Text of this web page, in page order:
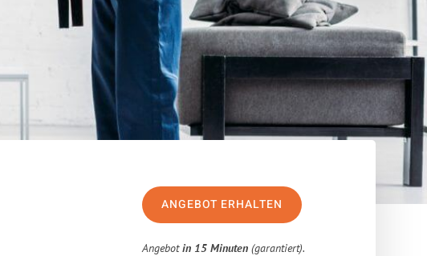
ANGEBOT ERHALTEN
Angebotin 15 Minuten (garantiert).